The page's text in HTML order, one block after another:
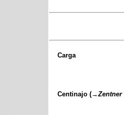
Carga
Centinajo (→Zentner